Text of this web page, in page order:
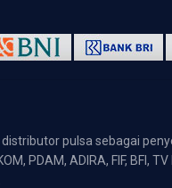
pulsa sebagai
PDAM, ADIRA, FIF,